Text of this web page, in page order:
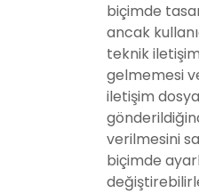
biçimde
ancak
teknik
gelmemesi
iletişim
verilmesini
biçimde